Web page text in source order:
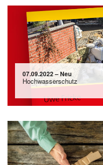
07.09.2022 – Neu
Hochwasserschutz